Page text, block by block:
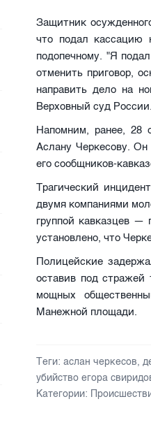
Защитник
что подал кассацию
подопечному. "Я
отменить приговор,
направить дело на
Верховный суд России.
Напомним, ранее, 28
Аслану Черкесову.
его сообщников-
Трагический
двумя компаниями
группой кавказцев
установлено, что
Полицейские
оставив под стражей
мощных
Манежной площади.
Теги: аслан черкесов,
убийство егора
Категории: